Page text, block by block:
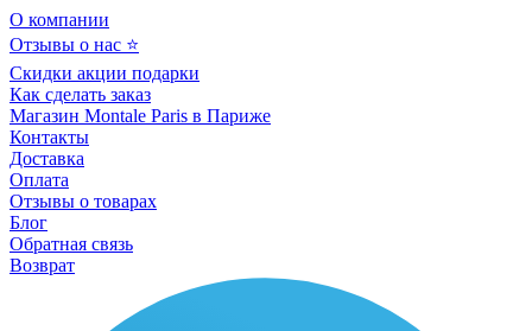
О компании
Отзывы о нас ⭐
Скидки акции подарки
Как сделать заказ
Магазин Montale Paris в Париже
Контакты
Доставка
Оплата
Отзывы о товарах
Блог
Обратная связь
Возврат